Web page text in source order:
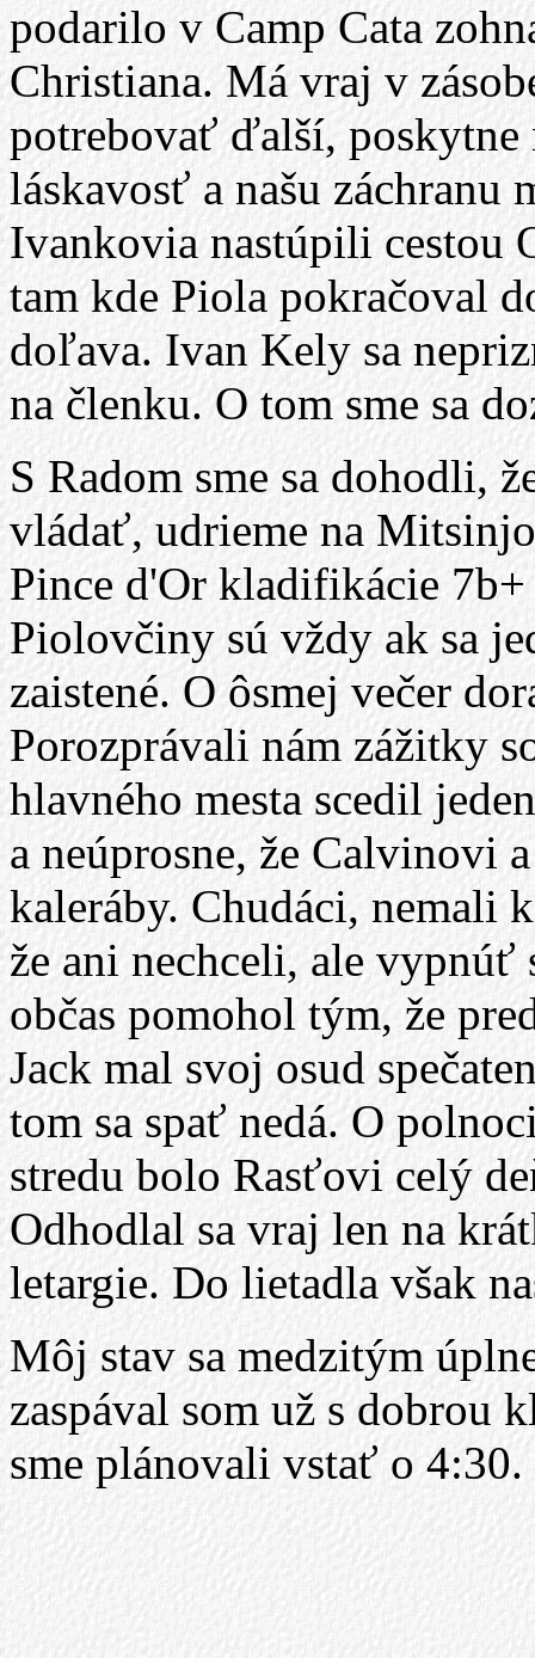
podarilo v Camp Cata
Christiana. Má vraj v
potrebovať ďalší, poskytne
láskavosť a našu záchranu
Ivankovia nastúpili cestou
tam kde Piola pokračoval
doľava. Ivan Kely sa
na členku. O tom sme sa
S Radom sme sa dohodli,
vládať, udrieme na
Pince d'Or kladifikácie
Piolovčiny sú vždy ak sa
zaistené. O ôsmej večer
Porozprávali nám zážitky
hlavného mesta scedil
a neúprosne, že Calvinovi
kaleráby. Chudáci, nemali
že ani nechceli, ale vypnúť
občas pomohol tým, že
Jack mal svoj osud
tom sa spať nedá. O
stredu bolo Rasťovi celý
Odhodlal sa vraj len na
letargie. Do lietadla však
Môj stav sa medzitým
zaspával som už s dobrou
sme plánovali vstať o 4:30.